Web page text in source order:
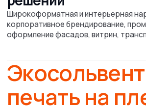
4 способа
использовать
печать на
перфорированной
пленке для
бизнеса